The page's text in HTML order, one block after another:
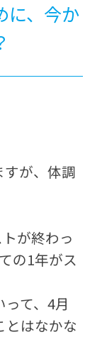
に、今か
が、体調
が終わっ
の1年がス
て、4月
とはなかな